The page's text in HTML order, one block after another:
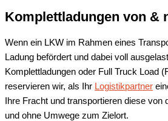
Komplettladungen von &
Wenn ein LKW im Rahmen eines
Ladung befördert und dabei voll
Komplettladungen oder Full Truck Load
reservieren wir, als Ihr Logistikpartner
Ihre Fracht und transportieren diese von
und ohne Umwege zum Zielort.